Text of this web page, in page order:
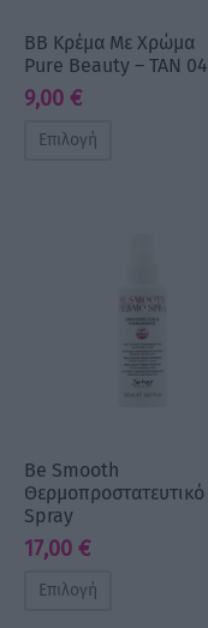
BB Κρέμα Με Χρώμα
Pure Beauty – TAN 04
9,00 €
Επιλογή
Be Smooth
Θερμοπροστατευτικό
Spray
17,00 €
Επιλογή